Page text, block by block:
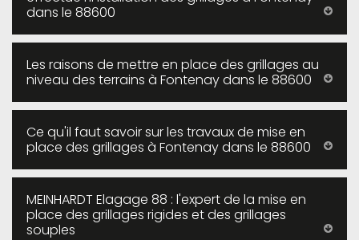
dans le 88600
Les raisons de mettre en place des grillages au
niveau des terrains à Fontenay dans le 88600
Ce qu'il faut savoir sur les travaux de mise en
place des grillages à Fontenay dans le 88600
MEINHARDT Elagage 88 : l'expert de la mise en
place des grillages rigides et des grillages
souples